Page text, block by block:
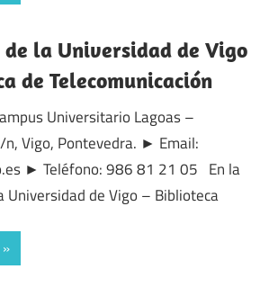
la Universidad de Vigo
de Telecomunicación
Universitario Lagoas –
n, Vigo, Pontevedra. ► Email:
► Teléfono: 986 81 21 05 En la
Universidad de Vigo – Biblioteca